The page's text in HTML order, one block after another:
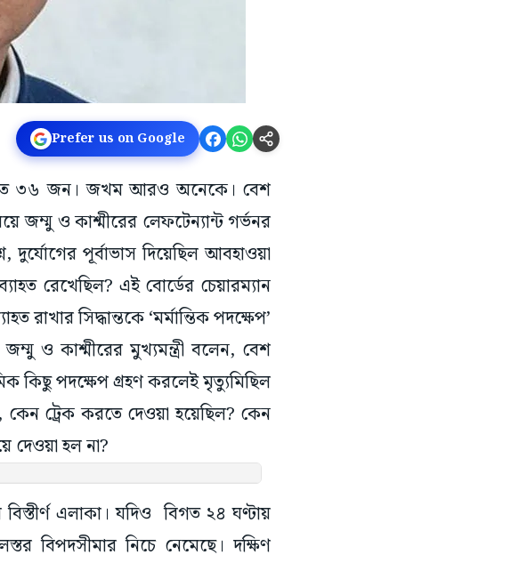
Prefer us on Google
অন্তত ৩৬ জন। জখম আরও অনেকে। বেশ
জম্মু ও কাশ্মীরের লেফটেন্যান্ট গর্ভনর
দুর্যোগের পূর্বাভাস দিয়েছিল আবহাওয়া
রেখেছিল? এই বোর্ডের চেয়ারম্যান
রাখার সিদ্ধান্তকে ‘মর্মান্তিক পদক্ষেপ’
ও কাশ্মীরের মুখ্যমন্ত্রী বলেন, বেশ
কিছু পদক্ষেপ গ্রহণ করলেই মৃত্যুমিছিল
ট্রেক করতে দেওয়া হয়েছিল? কেন
দেওয়া হল না?
এলাকা। যদিও বিগত ২৪ ঘণ্টায়
বিপদসীমার নিচে নেমেছে। দক্ষিণ